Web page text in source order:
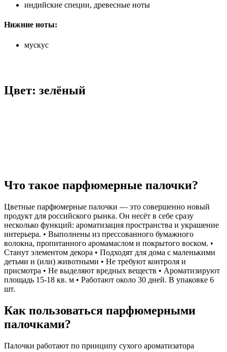
индийские специи, древесные ноты
Нижние ноты:
мускус
Цвет: зелёный
Что такое парфюмерные палочки?
Цветные парфюмерные палочки — это совершенно новый
продукт для российского рынка. Он несёт в себе сразу
несколько функций: ароматизация пространства и украшение
интерьера. • Выполнены из прессованного бумажного
волокна, пропитанного аромамаслом и покрытого воском. •
Станут элементом декора • Подходят для дома с маленькими
детьми и (или) животными • Не требуют контроля и
присмотра • Не выделяют вредных веществ • Ароматизируют
площадь 15-18 кв. м • Работают около 30 дней. В упаковке 6
шт.
Как пользоваться парфюмерными
палочками?
Палочки работают по принципу сухого ароматизатора